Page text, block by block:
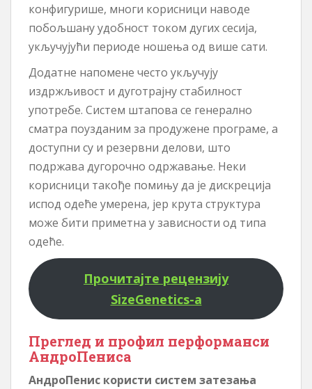
конфигурише, многи корисници наводе
побољшану удобност током дугих сесија,
укључујући периоде ношења од више сати.
Додатне напомене често укључују
издржљивост и дуготрајну стабилност
употребе. Систем штапова се генерално
сматра поузданим за продужене програме, а
доступни су и резервни делови, што
подржава дугорочно одржавање. Неки
корисници такође помињу да је дискреција
испод одеће умерена, јер крута структура
може бити приметна у зависности од типа
одеће.
Прочитајте рецензију
SizeGenetics-а
Преглед и профил перформанси
АндроПениса
АндроПенис користи систем затезања